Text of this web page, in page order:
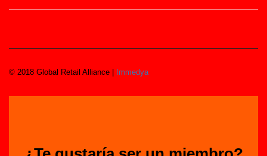
© 2018 Global Retail Alliance | Immedya